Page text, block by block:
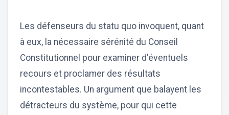
Les défenseurs du statu quo invoquent, quant
à eux, la nécessaire sérénité du Conseil
Constitutionnel pour examiner d'éventuels
recours et proclamer des résultats
incontestables. Un argument que balayent les
détracteurs du système, pour qui cette